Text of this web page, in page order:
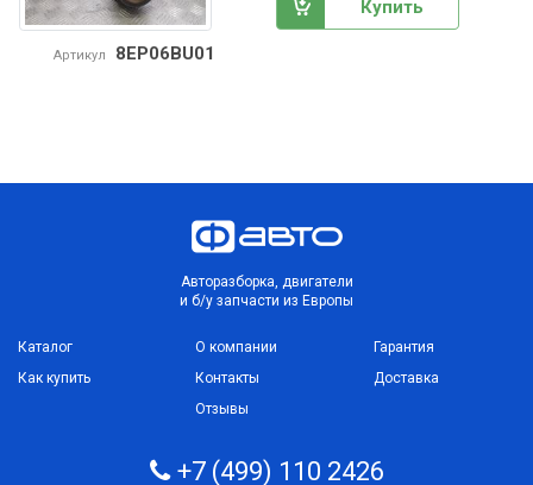
Артикул 8EP06BU01
Купить
Авторазборка, двигатели
и б/у запчасти из Европы
Каталог
Как купить
О компании
Контакты
Отзывы
Гарантия
Доставка
+7 (499) 110 2426